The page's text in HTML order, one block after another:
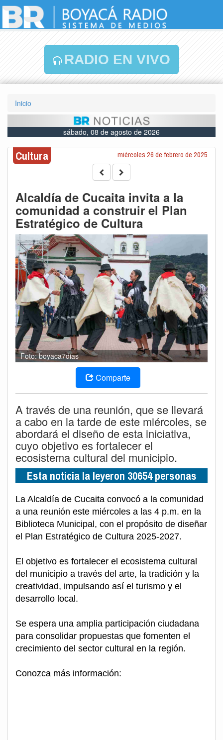
RADIO EN VIVO
Inicio
sábado, 08 de agosto de 2026
Cultura miércoles 26 de febrero de 2025
Alcaldía de Cucaita invita a la
comunidad a construir el Plan
Estratégico de Cultura
Foto: boyaca7dias
Comparte
A través de una reunión, que se llevará
a cabo en la tarde de este miércoles, se
abordará el diseño de esta iniciativa,
cuyo objetivo es fortalecer el
ecosistema cultural del municipio.
Esta noticia la leyeron 30654 personas
La Alcaldía de Cucaita convocó a la comunidad
a una reunión este miércoles a las 4 p.m. en la
Biblioteca Municipal, con el propósito de diseñar
el Plan Estratégico de Cultura 2025-2027.
El objetivo es fortalecer el ecosistema cultural
del municipio a través del arte, la tradición y la
creatividad, impulsando así el turismo y el
desarrollo local.
Se espera una amplia participación ciudadana
para consolidar propuestas que fomenten el
crecimiento del sector cultural en la región.
Conozca más información: